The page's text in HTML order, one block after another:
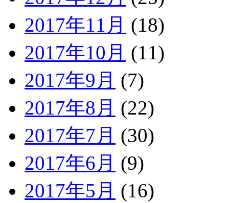
2017年11月 (18)
2017年10月 (11)
2017年9月 (7)
2017年8月 (22)
2017年7月 (30)
2017年6月 (9)
2017年5月 (16)